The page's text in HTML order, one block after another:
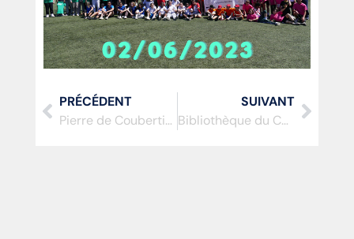
PRÉCÉDENT
Pierre de Coubertin par Vincent Krop
SUIVANT
Bibliothèque du CDOS 77